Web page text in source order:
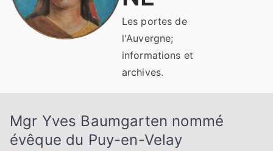
Les portes de
l'Auvergne;
informations et
archives.
Mgr Yves Baumgarten nommé
évêque du Puy-en-Velay